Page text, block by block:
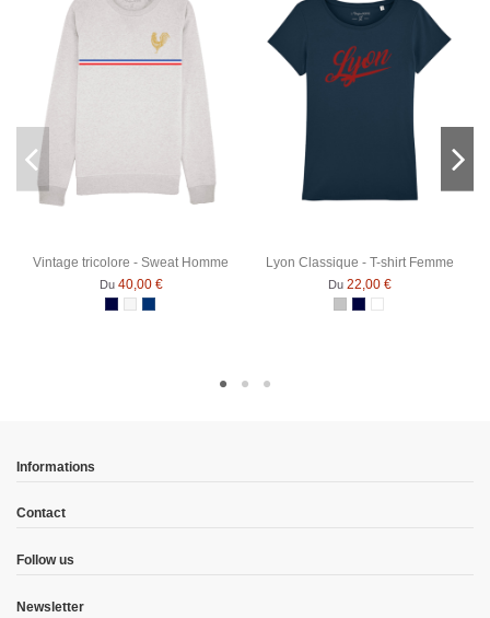
Vintage tricolore - Sweat Homme
Du 40,00 €
Bleu Marine
Blanc chiné
Bleu Marine Chiné
Lyon Classique - T-shirt Femme
Du 22,00 €
Gris Chiné
Bleu Marine
Blanc
Informations
Contact
Follow us
Newsletter